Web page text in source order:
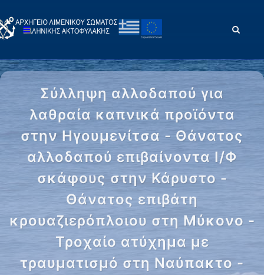
Σύλληψη αλλοδαπού για
λαθραία καπνικά προϊόντα
στην Ηγουμενίτσα - Θάνατος
αλλοδαπού επιβαίνοντα Ι/Φ
σκάφους στην Κάρυστο -
Θάνατος επιβάτη
κρουαζιερόπλοιου στη Μύκονο -
Τροχαίο ατύχημα με
τραυματισμό στη Ναύπακτο -